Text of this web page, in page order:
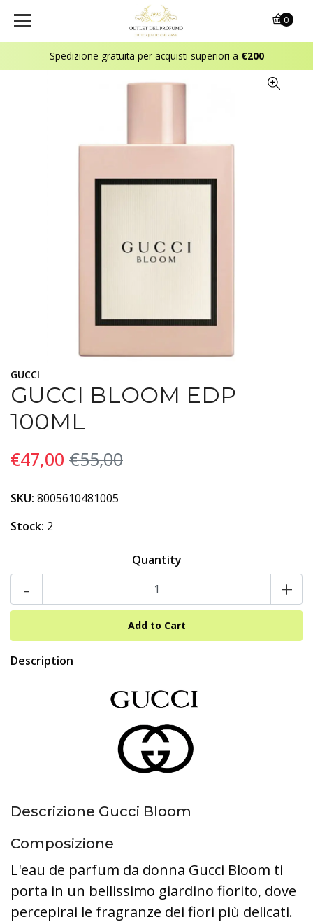
Spedizione gratuita per acquisti superiori a €200
0
GUCCI
GUCCI BLOOM EDP
100ML
€47,00 €55,00
SKU: 8005610481005
Stock: 2
Quantity
- +
Description
Descrizione Gucci Bloom
Composizione
L'eau de parfum da donna Gucci Bloom ti
porta in un bellissimo giardino fiorito, dove
percepirai le fragranze dei fiori più delicati.